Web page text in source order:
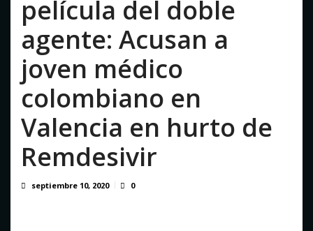
septiembre revisión de su solicitud de l...
agosto 5, 2026
Crisis migratoria en Ceuta deja 141 fallecidos,
según ONG
agosto 5, 2026
película del doble
agente: Acusan a
joven médico
colombiano en
Valencia en hurto de
Remdesivir
septiembre 10, 2020 0